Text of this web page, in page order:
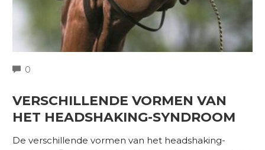
0
VERSCHILLENDE VORMEN VAN
HET HEADSHAKING-SYNDROOM
De verschillende vormen van het headshaking-